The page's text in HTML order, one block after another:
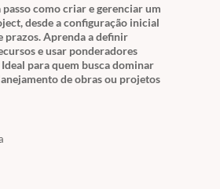
passo como criar e gerenciar um
desde a configuração inicial
prazos. Aprenda a definir
e usar ponderadores
para quem busca dominar
de obras ou projetos